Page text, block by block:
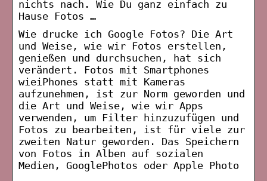
nichts nach. Wie Du ganz einfach zu
Hause Fotos …
Wie drucke ich Google Fotos? Die Art
und Weise, wie wir Fotos erstellen,
genießen und durchsuchen, hat sich
verändert. Fotos mit Smartphones
wieiPhones statt mit Kameras
aufzunehmen, ist zur Norm geworden und
die Art und Weise, wie wir Apps
verwenden, um Filter hinzuzufügen und
Fotos zu bearbeiten, ist für viele zur
zweiten Natur geworden. Das Speichern
von Fotos in Alben auf sozialen
Medien, GooglePhotos oder Apple Photo